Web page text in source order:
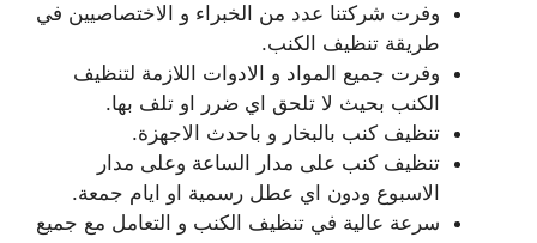
وفرت شركتنا عدد من الخبراء و الاختصاصيين في
طريقة تنظيف الكنب.
وفرت جميع المواد و الادوات اللازمة لتنظيف
الكنب بحيث لا تلحق اي ضرر او تلف بها.
تنظيف كنب بالبخار و باحدث الاجهزة.
تنظيف كنب على مدار الساعة وعلى مدار
الاسبوع ودون اي عطل رسمية او ايام جمعة.
سرعة عالية في تنظيف الكنب و التعامل مع جميع